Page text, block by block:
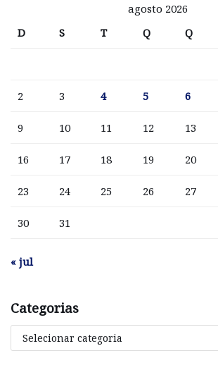
agosto 2026
D
S T Q Q
2 3 4 5 6
9 10 11 12 13
16 17 18 19 20
23 24 25 26 27
30 31
« jul
Categorias